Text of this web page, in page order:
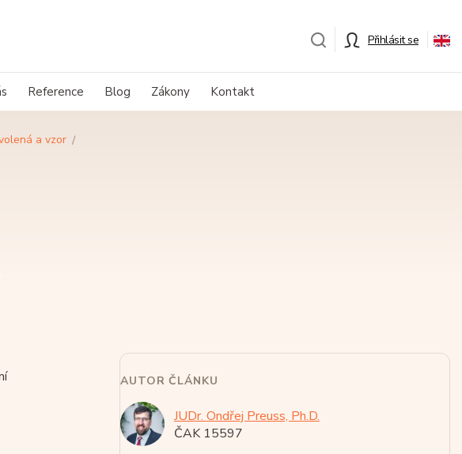
Přihlásit se
Reference Blog Zákony Kontakt
a vzor
AUTOR ČLÁNKU
JUDr. Ondřej Preuss, Ph.D.
ČAK 15597